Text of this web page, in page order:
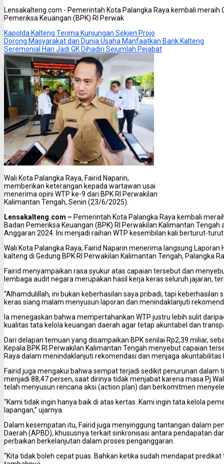
Lensakalteng.com - Pemerintah Kota Palangka Raya kembali meraih
Pemeriksa Keuangan (BPK) RI Perwak
Kapolda Kalteng Terima Kunjungan Sekjen Projo
Dorong Masyarakat dan Dunia Usaha Manfaatkan Bank Kalteng
Seremonial Hari Jadi GK Dihadiri Sejumlah Pejabat
Wali Kota Palangka Raya, Fairid Naparin,
memberikan keterangan kepada wartawan usai
menerima opini WTP ke-9 dari BPK RI Perwakilan
Kalimantan Tengah, Senin (23/6/2025).
Lensakalteng.com – Pemerintah Kota Palangka Raya kembali
Badan Pemeriksa Keuangan (BPK) RI Perwakilan Kalimantan
Anggaran 2024. Ini menjadi raihan WTP kesembilan kali berturut-
Wali Kota Palangka Raya, Fairid Naparin menerima langsung Laporan
kalteng di Gedung BPK RI Perwakilan Kalimantan Tengah, Palangka
Fairid menyampaikan rasa syukur atas capaian tersebut dan
lembaga audit negara merupakan hasil kerja keras seluruh jajaran,
“Alhamdulillah, ini bukan keberhasilan saya pribadi, tapi keberhasilan
keras siang malam menyusun laporan dan menindaklanjuti
Ia menegaskan bahwa mempertahankan WTP justru lebih sulit
kualitas tata kelola keuangan daerah agar tetap akuntabel dan
Dari delapan temuan yang disampaikan BPK senilai Rp2,39 miliar,
Kepala BPK RI Perwakilan Kalimantan Tengah menyebut capaian
Raya dalam menindaklanjuti rekomendasi dan menjaga akuntabilitas
Fairid juga mengakui bahwa sempat terjadi sedikit penurunan dalam
menjadi 88,47 persen, saat dirinya tidak menjabat karena masa Pj
telah menyusun rencana aksi (action plan) dan berkomitmen
“Kami tidak ingin hanya baik di atas kertas. Kami ingin tata kelola
lapangan,” ujarnya.
Dalam kesempatan itu, Fairid juga menyinggung tantangan dalam
Daerah (APBD), khususnya terkait sinkronisasi antara pendapatan
perbaikan berkelanjutan dalam proses penganggaran.
“Kita tidak boleh cepat puas. Bahkan ketika sudah mendapat